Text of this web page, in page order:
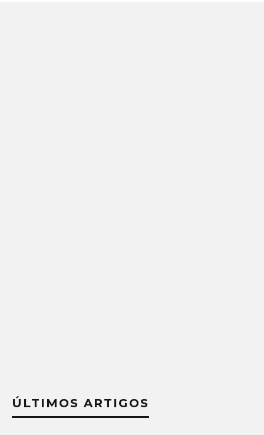
ÚLTIMOS ARTIGOS